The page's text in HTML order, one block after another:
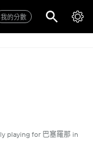
我的分數
playing for 巴塞羅那 in